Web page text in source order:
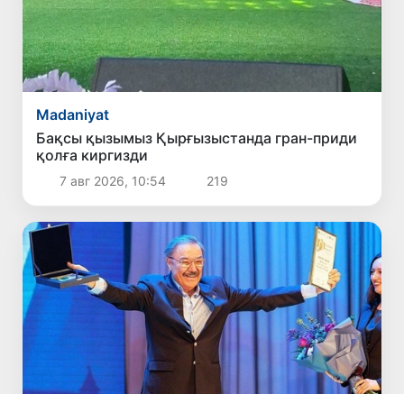
Madaniyat
Бақсы қызымыз Қырғызыстанда гран-приди
қолға киргизди
7 авг 2026, 10:54 219